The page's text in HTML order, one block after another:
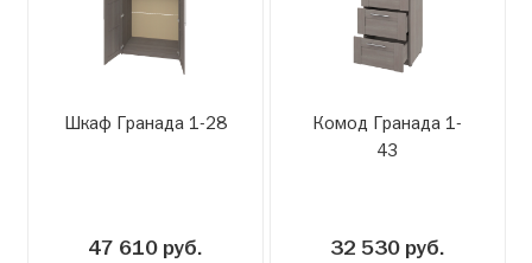
Шкаф Гранада 1-28
47 610 руб.
Комод Гранада 1-
43
32 530 руб.